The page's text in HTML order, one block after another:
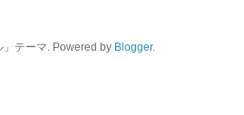
テーマ. Powered by Blogger.